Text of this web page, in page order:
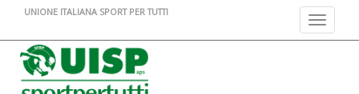
Toggle
UNIONE ITALIANA SPORT PER TUTTI